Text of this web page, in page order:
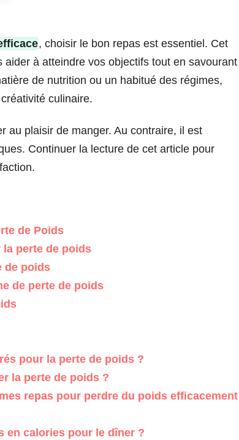
, choisir le bon repas est essentiel. Cet
aider à atteindre vos objectifs tout en savourant
de nutrition ou un habitué des régimes,
culinaire.
au plaisir de manger. Au contraire, il est
Continuer la lecture de cet article pour
de Poids
la perte de poids
de poids
de perte de poids
pour la perte de poids ?
la perte de poids ?
repas pour perdre du poids efficacement
en calories pour le dîner ?